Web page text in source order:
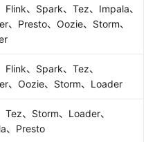
Flink、Spark、Tez、Impala、
、Presto、Oozie、Storm、
Flink、Spark、Tez、
、Oozie、Storm、Loader
Tez、Storm、Loader、
、Presto